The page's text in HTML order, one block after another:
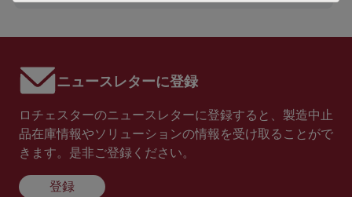
ニュースレターに登録
ロチェスターのニュースレターに登録すると、製造中止
品在庫情報やソリューションの情報を受け取ることがで
きます。是非ご登録ください。
登録